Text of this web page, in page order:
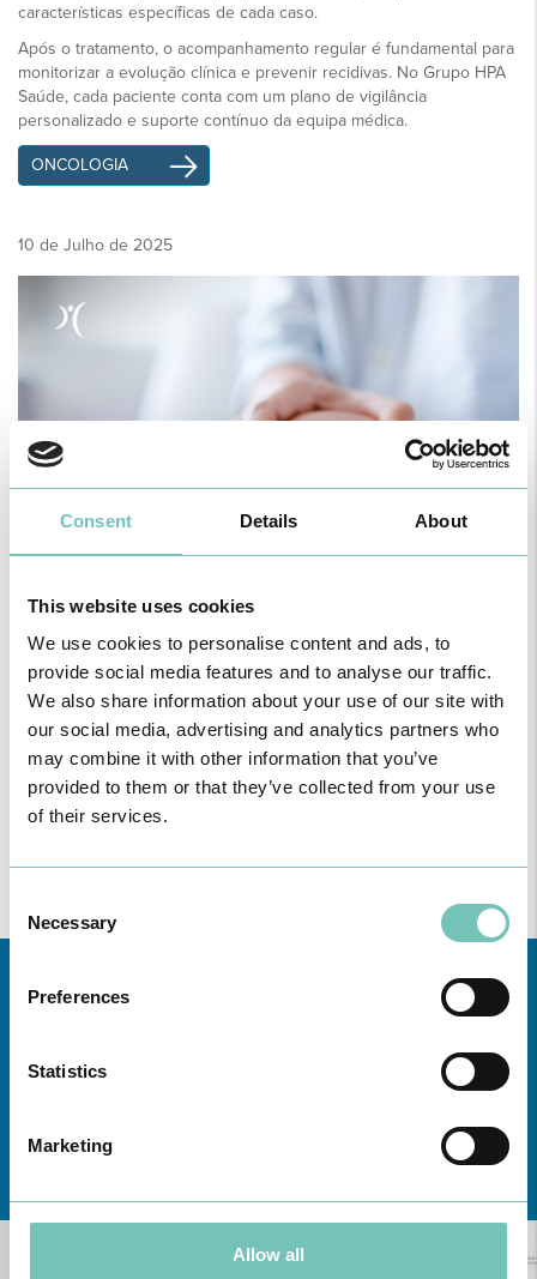
Consent Details About
This website uses cookies
We use cookies to personalise content and ads, to
provide social media features and to analyse our traffic.
We also share information about your use of our site with
our social media, advertising and analytics partners who
may combine it with other information that you’ve
provided to them or that they’ve collected from your use
of their services.
Selection
Necessary
Preferences
Statistics
Marketing
Allow all
características específicas de cada caso.
Após o tratamento, o acompanhamento regular é fundamental para
monitorizar a evolução clínica e prevenir recidivas. No Grupo HPA
Saúde, cada paciente conta com um plano de vigilância
personalizado e suporte contínuo da equipa médica.
ONCOLOGIA
10 de Julho de 2025
Conheça todas as Unidades de saúde CUF aqui